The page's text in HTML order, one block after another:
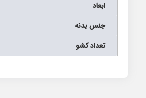
ابعاد
جنس بدنه
تعداد کشو